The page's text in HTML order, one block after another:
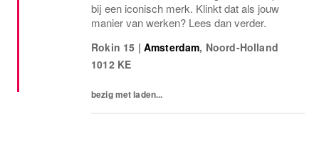
bij een iconisch merk. Klinkt dat als jouw
manier van werken? Lees dan verder.
Rokin 15 | Amsterdam, Noord-Holland
1012 KE
bezig met laden...